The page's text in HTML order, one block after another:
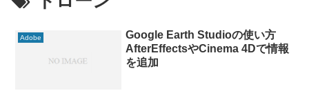
Adobe
Google Earth Studioの使い方
AfterEffectsやCinema 4Dで情報
を追加